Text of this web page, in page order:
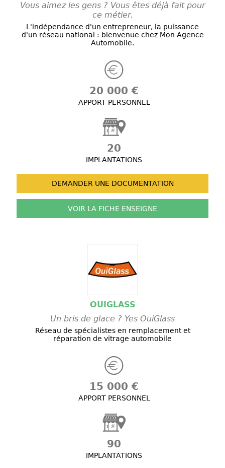
Vous aimez les gens ? Vous êtes déjà fait pour
ce métier.
L'indépendance d'un entrepreneur, la puissance
d'un réseau national : bienvenue chez Mon Agence
Automobile.
20 000 €
APPORT PERSONNEL
20
IMPLANTATIONS
DEMANDER UNE DOCUMENTATION
VOIR LA FICHE ENSEIGNE
OUIGLASS
Un bris de glace ? Yes OuiGlass
Réseau de spécialistes en remplacement et
réparation de vitrage automobile
15 000 €
APPORT PERSONNEL
90
IMPLANTATIONS